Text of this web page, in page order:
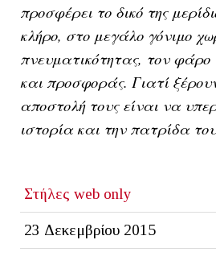
προσφέρει το δικό της
κλήρο, στο μεγάλο γόνιμο
πνευματικότητας, τον φάρο
και προσφοράς. Γιατί
αποστολή τους είναι να
ιστορία και την πατρίδα
Στήλες web only
23 Δεκεμβρίου 2015